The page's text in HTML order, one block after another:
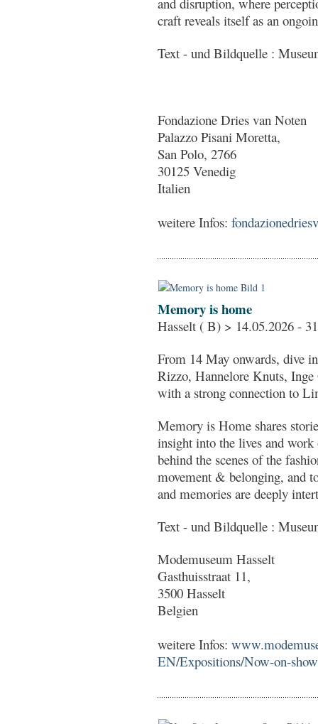
craft reveals itself as an
Text - und Bildquelle :
Fondazione Dries van Noten
Palazzo Pisani Moretta,
San Polo, 2766
30125 Venedig
Italien
weitere Infos:
Memory is home
Hasselt ( B) > 14.05.2026 -
From 14 May onwards, dive
Rizzo, Hannelore Knuts, Inge
with a strong connection to
Memory is Home shares
insight into the lives and
behind the scenes of the
movement & belonging, and
and memories are deeply
Text - und Bildquelle :
Modemuseum Hasselt
Gasthuisstraat 11,
3500 Hasselt
Belgien
weitere Infos:
EN/Expositions/Now-on-